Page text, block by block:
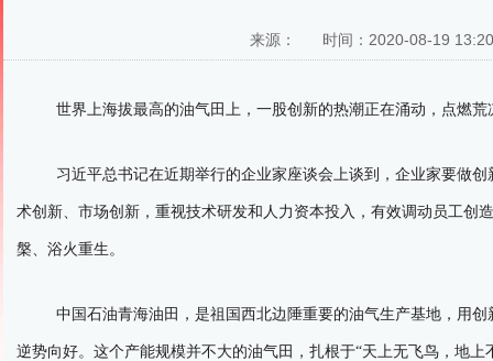
来源： 时间：2020-08-19
世界上海拔最高的油气田上，一股创新的热潮正在涌动，点燃
习近平总书记在近期举行的企业家座谈会上谈到，企业家要做
术创新、市场创新，重视技术研发和人力资本投入，有效调动员工创
槃、浴火重生。
中国石油青海油田，是祖国西北边陲重要的油气生产基地，用
逆势向好。这个产能规模并不大的油气田，扎根于“天上无飞鸟，地